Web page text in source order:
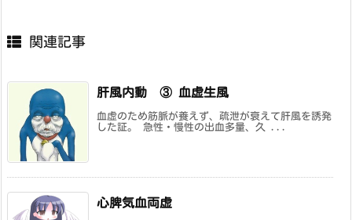
関連記事
肝風内動 ③ 血虚生風
血虚のため筋脈が養えず、疏泄が衰えて肝風を誘発
した証。 急性・慢性の出血多量、久 ...
心脾気血両虚